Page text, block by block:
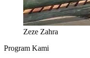
Zeze Zahra
Program Kami